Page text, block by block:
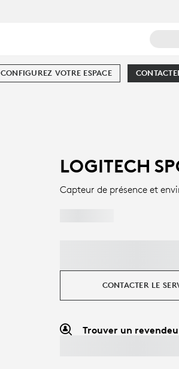
CONFIGUREZ VOTRE ESPACE
LOGITECH
Capteur de présence et
CONTACTER LE
Trouver un